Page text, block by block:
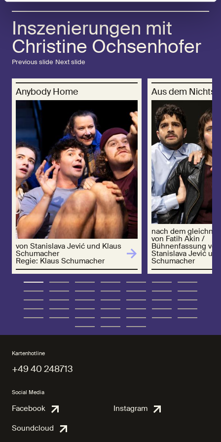
Inszenierungen mit
Christine Ochsenhofer
Previous slide Next slide
Anybody Home
von Stanislava Jević und Klaus
Schumacher
Regie: Klaus Schumacher
Aus dem Nichts
nach dem
von Fatih Akin /
Bühnenfassung von
Stanislava Jević
Schumacher
Kartenhotline
+49 40 248713
Social Media
Facebook FacebookInstagram
Soundcloud